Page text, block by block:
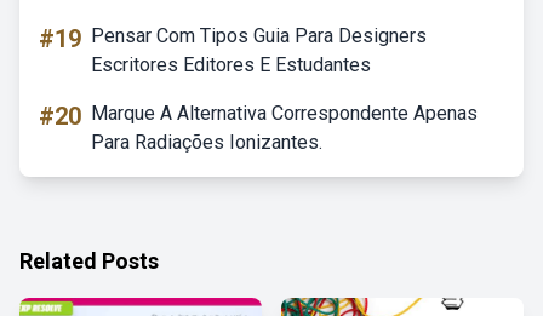
#19 Pensar Com Tipos Guia Para Designers
Escritores Editores E Estudantes
#20 Marque A Alternativa Correspondente Apenas
Para Radiações Ionizantes.
Related Posts